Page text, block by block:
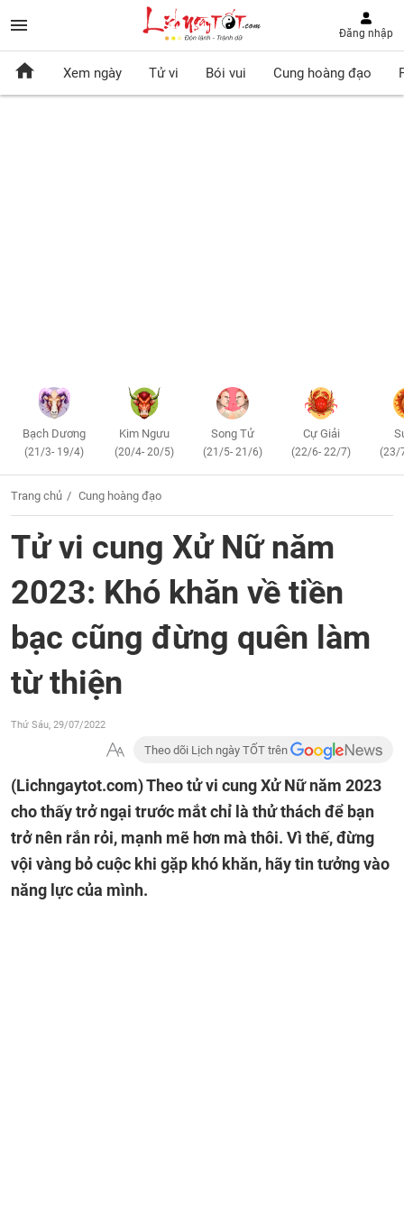
Đăng nhập
Xem ngày Tử vi Bói vui Cung hoàng đạo
Bạch Dương
(21/3- 19/4)
Kim Ngưu
(20/4- 20/5)
Song Tử
(21/5- 21/6)
Cự Giải
(22/6- 22/7) (23/
Trang chủ Cung hoàng đạo
Tử vi cung Xử Nữ năm
2023: Khó khăn về tiền
bạc cũng đừng quên làm
từ thiện
Thứ Sáu, 29/07/2022
Theo dõi Lịch ngày TỐT trên
(Lichngaytot.com)Theo tử vi cung Xử Nữ năm 2023
cho thấy trở ngại trước mắt chỉ là thử thách để bạn
trở nên rắn rỏi, mạnh mẽ hơn mà thôi. Vì thế, đừng
vội vàng bỏ cuộc khi gặp khó khăn, hãy tin tưởng vào
năng lực của mình.